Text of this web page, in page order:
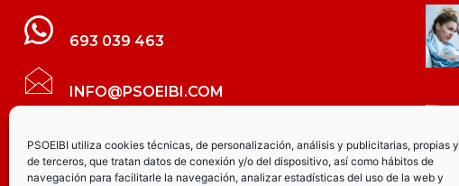
PSOEIBI utiliza cookies técnicas, de personalización, análisis y publicitarias, propias y
de terceros, que tratan datos de conexión y/o del dispositivo, así como hábitos de
navegación para facilitarle la navegación, analizar estadísticas del uso de la web y
693 039 463
INFO@PSOEIBI.COM
GRUPO MUNICIPAL SOCIALISTA DE IBI C/
LES ERES, 48 – 3º - DESPACHO PSOE